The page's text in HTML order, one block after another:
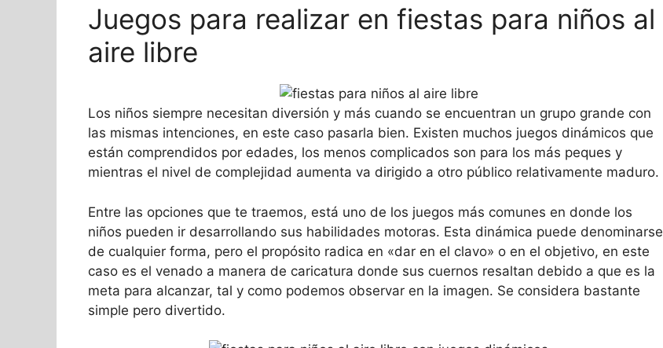
Juegos para realizar en fiestas para niños al
aire libre
Los niños siempre necesitan diversión y más cuando se encuentran un grupo grande con
las mismas intenciones, en este caso pasarla bien. Existen muchos juegos dinámicos que
están comprendidos por edades, los menos complicados son para los más peques y
mientras el nivel de complejidad aumenta va dirigido a otro público relativamente maduro.
Entre las opciones que te traemos, está uno de los juegos más comunes en donde los
niños pueden ir desarrollando sus habilidades motoras. Esta dinámica puede denominarse
de cualquier forma, pero el propósito radica en «dar en el clavo» o en el objetivo, en este
caso es el venado a manera de caricatura donde sus cuernos resaltan debido a que es la
meta para alcanzar, tal y como podemos observar en la imagen. Se considera bastante
simple pero divertido.